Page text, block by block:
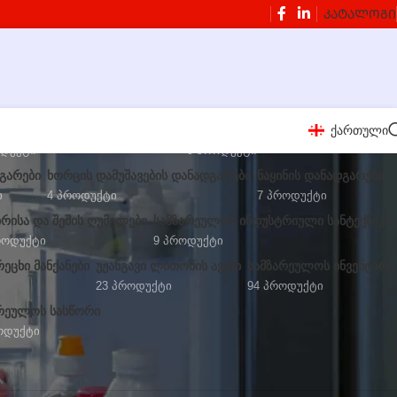
ᲙᲐᲢᲐᲚᲝᲒᲘ
ქართული
ᲑᲚᲔᲜᲓᲔᲠᲔᲑᲘ ᲓᲐ ᲬᲕᲔᲜᲡᲐᲬᲣᲠᲔᲑᲘ
9 Პროდუქტი
ᲮᲝᲠᲪᲘᲡ ᲓᲐᲛᲣᲨᲐᲕᲔᲑᲘᲡ ᲓᲐᲜᲐᲓᲒᲐᲠᲔᲑᲘ
4 Პროდუქტი
ᲜᲐᲧᲘᲜᲘᲡ ᲓᲐᲜᲐᲓᲒᲐᲠᲔᲑᲘ
7 Პროდუქტი
ᲓᲐ ᲨᲔᲨᲘᲡ ᲦᲣᲛᲔᲚᲔᲑᲘ ᲡᲐᲛᲖᲐᲠᲔᲣᲚᲝᲡ ᲘᲜᲓᲣᲡᲢᲠᲘᲣᲚᲘ ᲡᲐᲜᲢᲔᲥᲜᲘᲙᲐ
9 Პროდუქტი
ᲛᲐᲜᲥᲐᲜᲔᲑᲘ ᲣᲟᲐᲜᲒᲐᲕᲘ ᲚᲘᲗᲝᲜᲘᲡ ᲐᲕᲔᲯᲘ
23 Პროდუქტი
ᲡᲐᲛᲖᲐᲠᲔᲣᲚᲝᲡ ᲘᲜᲕᲔᲜᲢᲐᲠᲘ
94 Პროდუქტი
ᲡᲐᲡᲬᲝᲠᲘ